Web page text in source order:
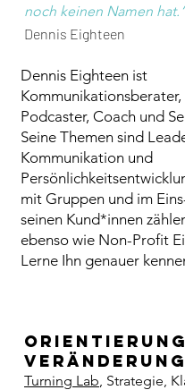
noch keinen Namen
Dennis Eighteen
Dennis Eighteen ist
Kommunikationsberater,
Podcaster, Coach und
Seine Themen sind
Kommunikation und
mit Gruppen und im
seinen Kund*innen
ebenso wie Non-Profit
Lerne Ihn genauer
Veränderung
Turning Lab, Strategie,